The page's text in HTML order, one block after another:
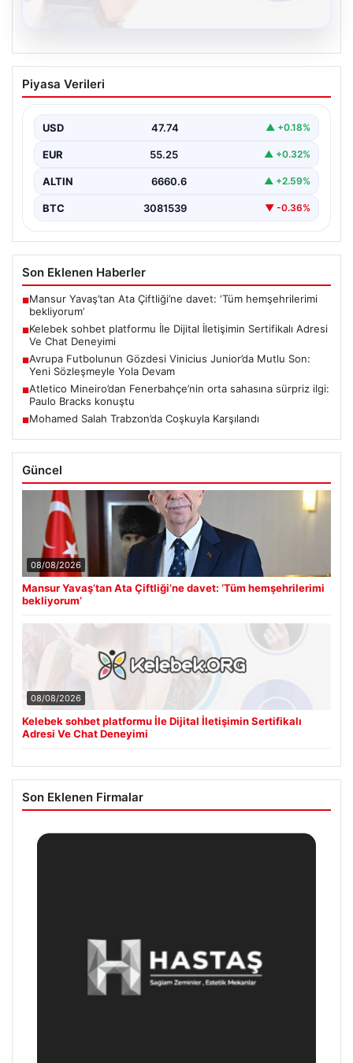
Kelebek sohbet platformu İle Dijital
İletişimin Sertifikalı Adresi Ve Chat
Sanal ortamında kullanıcıların güvenli bir biçimde iletişim
Piyasa Verileri
USD 47.74 ▲ +0.18%
EUR 55.25 ▲ +0.32%
ALTIN 6660.6 ▲ +2.59%
BTC 3081539 ▼ -0.36%
Son Eklenen Haberler
■Mansur Yavaş’tan Ata Çiftliği’ne davet: ‘Tüm hemşehrilerimi
bekliyorum’
■Kelebek sohbet platformu İle Dijital İletişimin Sertifikalı Adresi
Ve Chat Deneyimi
■Avrupa Futbolunun Gözdesi Vinicius Junior’da Mutlu Son:
Yeni Sözleşmeyle Yola Devam
■Atletico Mineiro’dan Fenerbahçe’nin orta sahasına sürpriz ilgi:
Paulo Bracks konuştu
■Mohamed Salah Trabzon’da Coşkuyla Karşılandı
Güncel
08/08/2026
Mansur Yavaş’tan Ata Çiftliği’ne davet: ‘Tüm hemşehrilerimi
bekliyorum’
08/08/2026
Kelebek sohbet platformu İle Dijital İletişimin Sertifikalı
Adresi Ve Chat Deneyimi
Son Eklenen Firmalar